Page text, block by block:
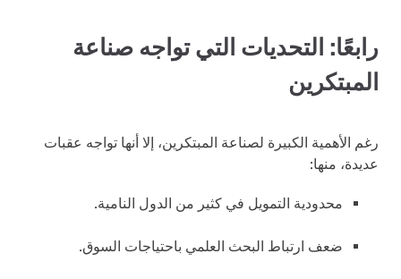
رابعًا: التحديات التي تواجه صناعة
المبتكرين
رغم الأهمية الكبيرة لصناعة المبتكرين، إلا أنها تواجه عقبات
عديدة، منها:
محدودية التمويل في كثير من الدول النامية.
ضعف ارتباط البحث العلمي باحتياجات السوق.